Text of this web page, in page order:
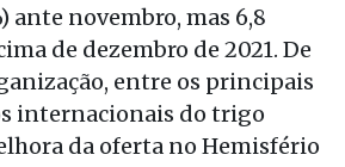
ante novembro, mas 6,8
de dezembro de 2021. De
entre os principais
internacionais do trigo
da oferta no Hemisfério